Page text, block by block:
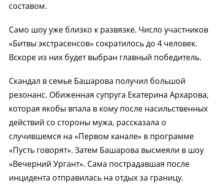
составом.
Само шоу уже близко к развязке. Число участников
«Битвы экстрасенсов» сократилось до 4 человек.
Вскоре из них будет выбран главный победитель.
Скандал в семье Башарова получил большой
резонанс. Обиженная супруга Екатерина Архарова,
которая якобы впала в кому после насильственных
действий со стороны мужа, рассказала о
случившемся на «Первом канале» в программе
«Пусть говорят». Затем Башарова высмеяли в шоу
«Вечерний Ургант». Сама пострадавшая после
инцидента отправилась на отдых за границу.